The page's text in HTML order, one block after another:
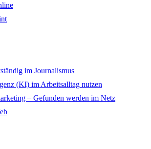
im Journalismus
(KI) im Arbeitsalltag nutzen
– Gefunden werden im Netz